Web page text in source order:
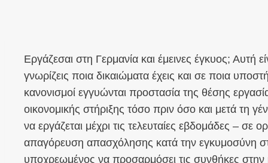
Εργάζεσαι στη Γερμανία και έμεινες έγκυος; Αυτή
γνωρίζεις ποια δικαιώματα έχεις και σε ποια
κανονισμοί εγγυώνται προστασία της θέσης
οικονομικής στήριξης τόσο πριν όσο και μετά τη
να εργάζεται μέχρι τις τελευταίες εβδομάδες – σε
απαγόρευση απασχόλησης κατά την εγκυμοσύνη
υποχρεωμένος να προσαρμόσει τις συνθήκες